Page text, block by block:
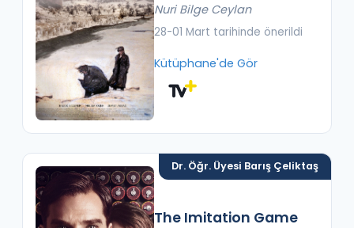
Nuri Bilge Ceylan
28-01 Mart tarihinde önerildi
Kütüphane'de Gör
Dr. Öğr. Üyesi Barış Çeliktaş
The Imitation Game